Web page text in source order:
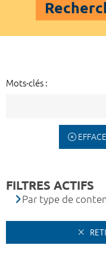
Mots-clés :
FILTRES ACTIFS
Par type de